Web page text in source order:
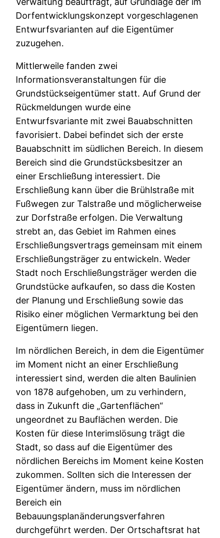
Dorfentwicklungskonzept vorgeschlagenen
Entwurfsvarianten auf die Eigentümer
zuzugehen.
Mittlerweile fanden zwei
Informationsveranstaltungen für die
Grundstückseigentümer statt. Auf Grund der
Rückmeldungen wurde eine
Entwurfsvariante mit zwei Bauabschnitten
favorisiert. Dabei befindet sich der erste
Bauabschnitt im südlichen Bereich. In diesem
Bereich sind die Grundstücksbesitzer an
einer Erschließung interessiert. Die
Erschließung kann über die Brühlstraße mit
Fußwegen zur Talstraße und möglicherweise
zur Dorfstraße erfolgen. Die Verwaltung
strebt an, das Gebiet im Rahmen eines
Erschließungsvertrags gemeinsam mit einem
Erschließungsträger zu entwickeln. Weder
Stadt noch Erschließungsträger werden die
Grundstücke aufkaufen, so dass die Kosten
der Planung und Erschließung sowie das
Risiko einer möglichen Vermarktung bei den
Eigentümern liegen.
Im nördlichen Bereich, in dem die Eigentümer
im Moment nicht an einer Erschließung
interessiert sind, werden die alten Baulinien
von 1878 aufgehoben, um zu verhindern,
dass in Zukunft die „Gartenflächen“
ungeordnet zu Bauflächen werden. Die
Kosten für diese Interimslösung trägt die
Stadt, so dass auf die Eigentümer des
nördlichen Bereichs im Moment keine Kosten
zukommen. Sollten sich die Interessen der
Eigentümer ändern, muss im nördlichen
Bereich ein
Bebauungsplanänderungsverfahren
durchgeführt werden. Der Ortschaftsrat hat